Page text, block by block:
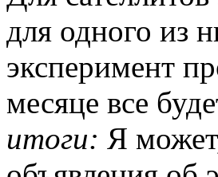
для одного из
эксперимент
месяце все
итоги: Я